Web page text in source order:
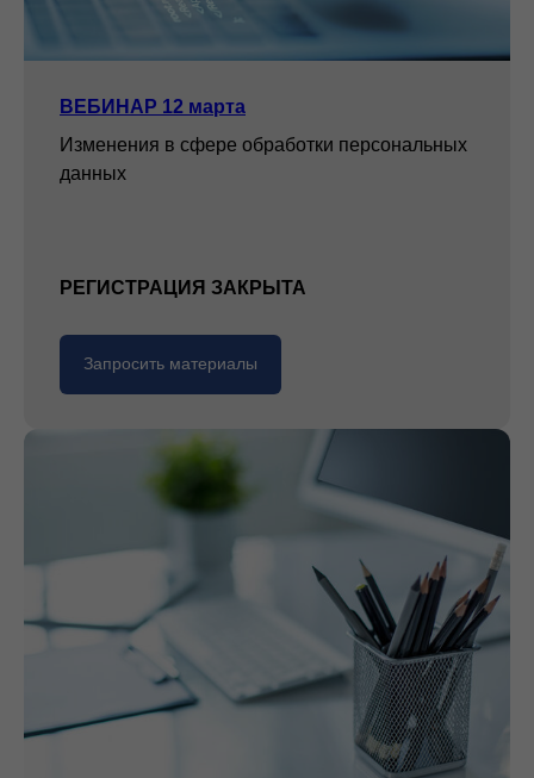
ВЕБИНАР 12 марта
Изменения в сфере обработки персональных
данных
РЕГИСТРАЦИЯ ЗАКРЫТА
Запросить материалы